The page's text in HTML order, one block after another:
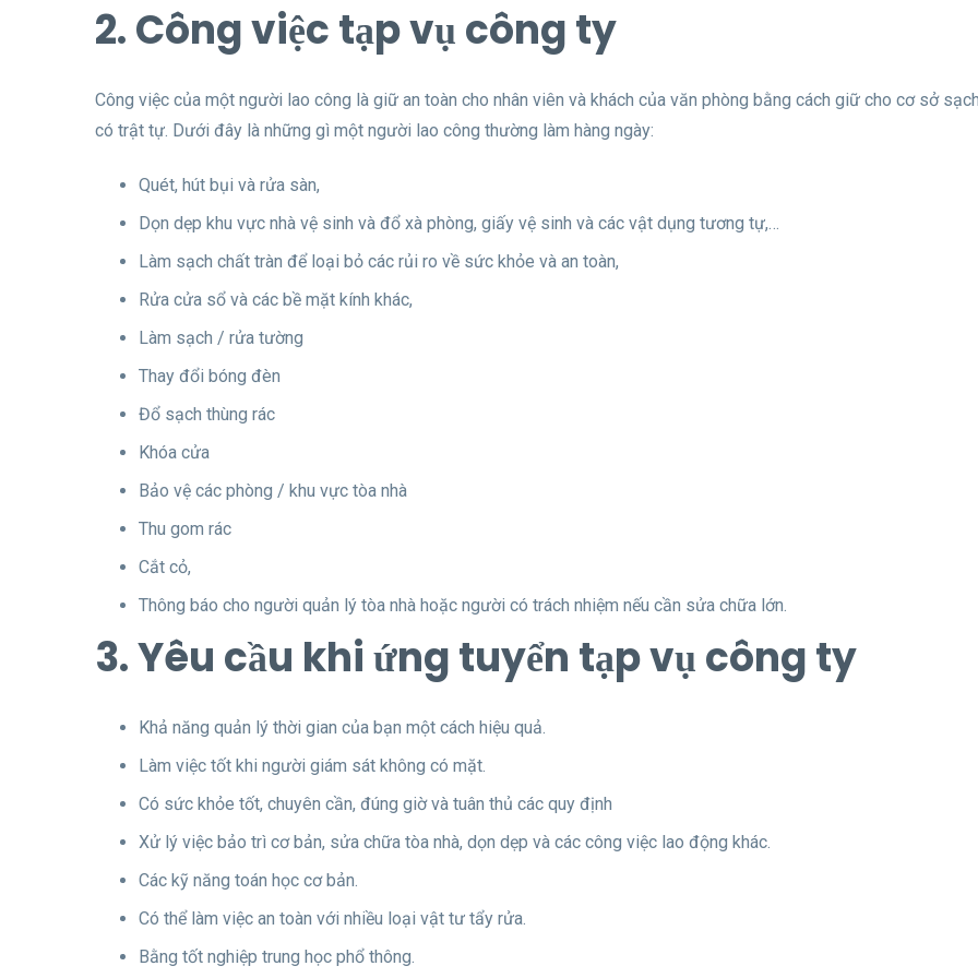
2. Công việc tạp vụ công ty
Công việc của một người lao công là giữ an toàn cho nhân viên và khách của văn phòng bằng cách giữ cho cơ sở
có trật tự. Dưới đây là những gì một người lao công thường làm hàng ngày:
Quét, hút bụi và rửa sàn,
Dọn dẹp khu vực nhà vệ sinh và đổ xà phòng, giấy vệ sinh và các vật dụng tương tự,…
Làm sạch chất tràn để loại bỏ các rủi ro về sức khỏe và an toàn,
Rửa cửa sổ và các bề mặt kính khác,
Làm sạch / rửa tường
Thay đổi bóng đèn
Đổ sạch thùng rác
Khóa cửa
Bảo vệ các phòng / khu vực tòa nhà
Thu gom rác
Cắt cỏ,
Thông báo cho người quản lý tòa nhà hoặc người có trách nhiệm nếu cần sửa chữa lớn.
3. Yêu cầu khi ứng tuyển tạp vụ công ty
Khả năng quản lý thời gian của bạn một cách hiệu quả.
Làm việc tốt khi người giám sát không có mặt.
Có sức khỏe tốt, chuyên cần, đúng giờ và tuân thủ các quy định
Xử lý việc bảo trì cơ bản, sửa chữa tòa nhà, dọn dẹp và các công việc lao động khác.
Các kỹ năng toán học cơ bản.
Có thể làm việc an toàn với nhiều loại vật tư tẩy rửa.
Bằng tốt nghiệp trung học phổ thông.